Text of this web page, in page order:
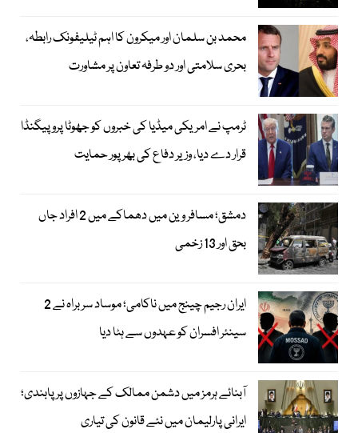
محمد بن سلمان اور میکرون کا اہم ٹیلیفونک رابطہ،
بحری سلامتی اور دو طرفہ تعاون پر مشاورت
ٹرمپ نے امریکی میڈیا کی خبروں کو جھوٹا پروپیگنڈا
قرار دے دیا، وزیر دفاع کی بھرپور حمایت
دمشق؛ مسافر وین میں دھماکے میں 2 افراد جاں
بحق اور 13 زخمی
ایران رجیم چینج میں ناکامی؛ موساد سربراہ نے 2
سینئر افسران کو عہدوں سے ہٹا دیا
آبنائے ہرمز میں دشمن ممالک کے جہازوں پر پابندی؛
ایرانی پارلیمان میں نئے قانون کی تیاری